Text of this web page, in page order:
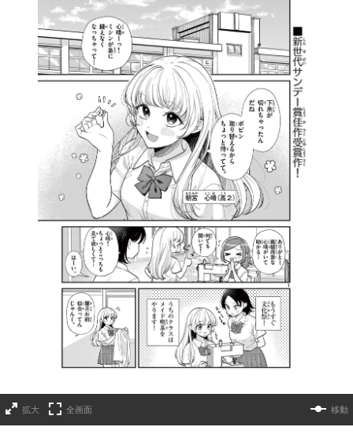
拡大 全画面 移動